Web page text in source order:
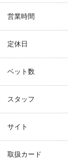
営業時間
定休日
ベット数
スタッフ
サイト
取扱カード